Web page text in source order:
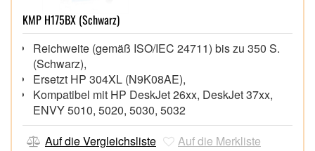
KMP H175BX (Schwarz)
Reichweite (gemäß ISO/IEC 24711) bis zu 350 S.
(Schwarz),
Ersetzt HP 304XL (N9K08AE),
Kompatibel mit HP DeskJet 26xx, DeskJet 37xx,
ENVY 5010, 5020, 5030, 5032
Auf die Vergleichsliste
Auf die Merkliste